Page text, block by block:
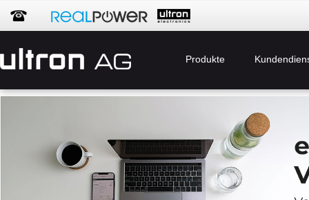
Produkte